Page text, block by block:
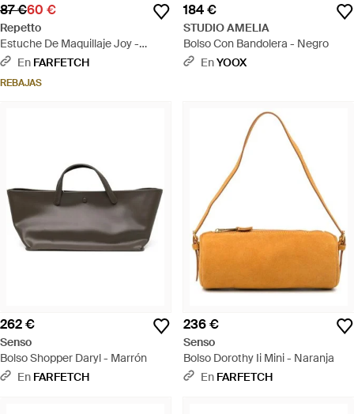
87 €60 €
Repetto
Estuche De Maquillaje Joy -
Negro
En FARFETCH
REBAJAS
184 €
STUDIO AMELIA
Bolso Con Bandolera - Negro
EnYOOX
262 €
Senso
Bolso Shopper Daryl - Marrón
En FARFETCH
236 €
Senso
Bolso Dorothy Ii Mini - Naranja
En FARFETCH